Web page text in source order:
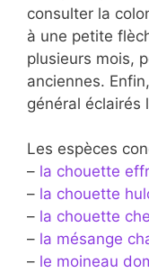
consulter la
à une petite
plusieurs mois,
anciennes.
général éclairés
Les espèces
– la chouette
– la chouette
– la chouette
– la mésange
– le moineau